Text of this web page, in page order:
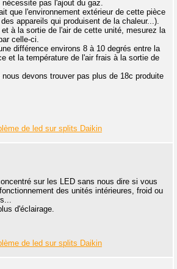
pas l'ajout du gaz.
que l'environnement extérieur de cette pièce
appareils qui produisent de la chaleur...).
à la sortie de l'air de cette unité, mesurez la
celle-ci.
différence environs 8 à 10 degrés entre la
et la température de l'air frais à la sortie de
devons trouver pas plus de 18c produite
de led sur splits Daikin
sur les LED sans nous dire si vous
des unités intérieures, froid ou
d'éclairage.
de led sur splits Daikin